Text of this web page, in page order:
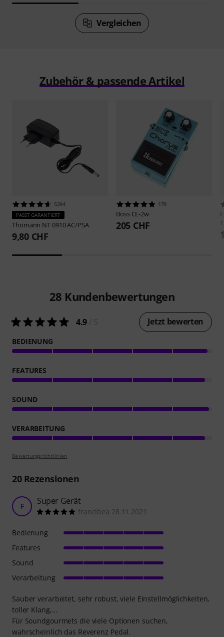
Vergleichen
Zubehör & passende Artikel
5294
PASST GARANTIERT
Thomann NT 0910 AC/PSA
9,80 CHF
179
Boss CE-2w
205 CHF
28 Kundenbewertungen
4.9 Jetzt bewerten
BEDIENUNG
FEATURES
SOUND
VERARBEITUNG
Bewertungsrichtlinien
20Rezensionen
F Super Gerät
francibea 28.11.2021
Sauber verarbeitet, sehr robust, viele Einstellmöglichkeiten,
toller Klang,...
Für Soundgourmets die viele Optionen suchen,
wahrscheinlich das Reverenz Pedal.
Bedienung
Features
Sound
Verarbeitung